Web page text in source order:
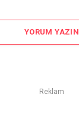
YORUM YAZIN
Reklam